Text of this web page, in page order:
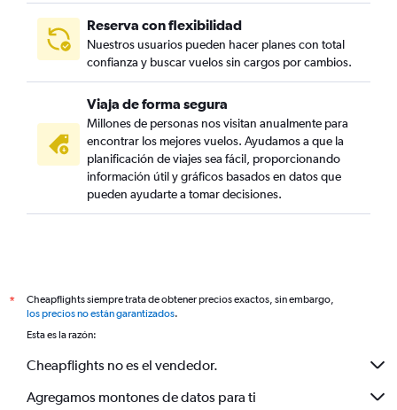
Reserva con flexibilidad
Nuestros usuarios pueden hacer planes con total
confianza y buscar vuelos sin cargos por cambios.
Viaja de forma segura
Millones de personas nos visitan anualmente para
encontrar los mejores vuelos. Ayudamos a que la
planificación de viajes sea fácil, proporcionando
información útil y gráficos basados en datos que
pueden ayudarte a tomar decisiones.
*
Cheapflights siempre trata de obtener precios exactos, sin embargo,
los precios no están garantizados.
Esta es la razón:
Cheapflights no es el vendedor.
Agregamos montones de datos para ti